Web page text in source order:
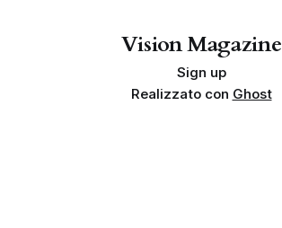
Vision Magazine
Sign up
Realizzato con Ghost